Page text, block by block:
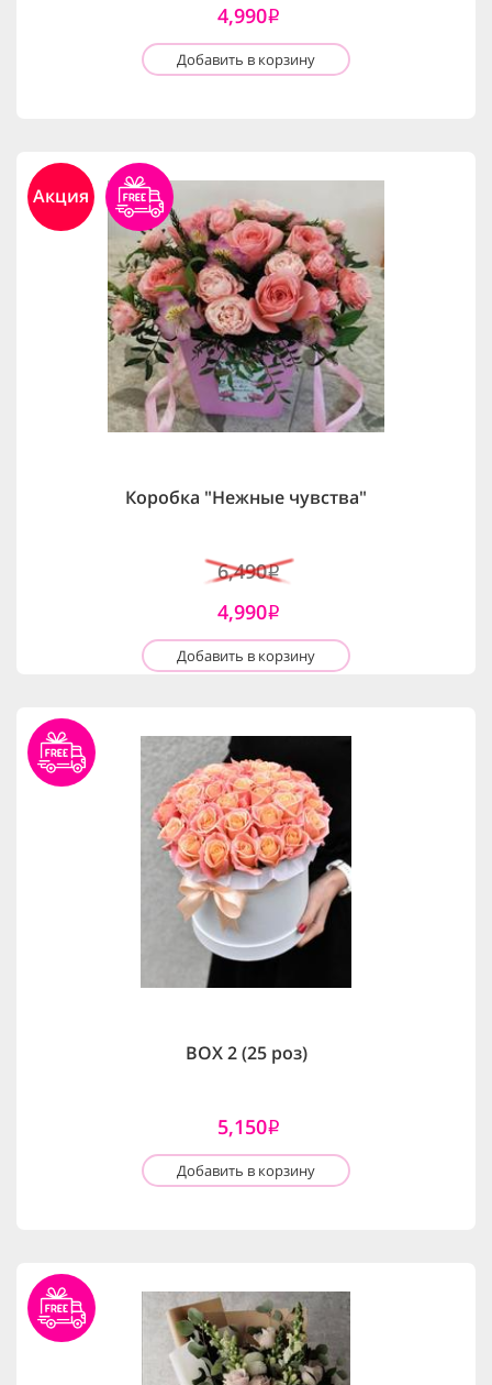
4,990i
Добавить в корзину
Акция
Коробка "Нежные чувства"
6,490i
4,990i
Добавить в корзину
BOX 2 (25 роз)
5,150i
Добавить в корзину